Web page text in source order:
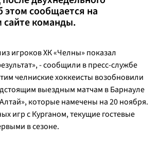
этом сообщается на
команды.
игроков ХК «Челны» показал
- сообщили в пресс-службе
челниские хоккеисты возобновили
выездным матчам в Барнауле
которые намечены на 20 ноября.
игр с Курганом, текущие гостевые
в сезоне.